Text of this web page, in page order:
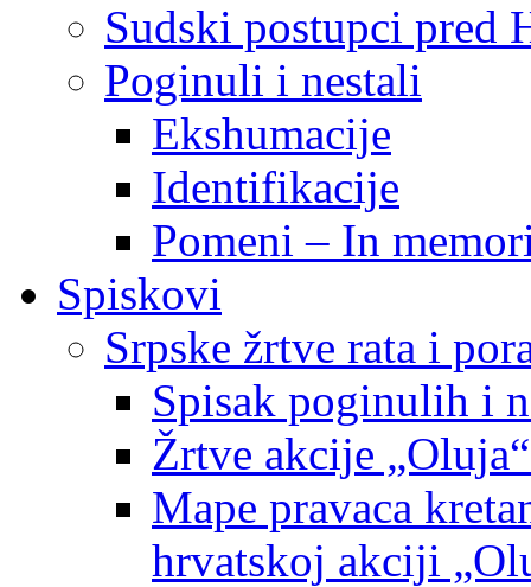
Sudski postupci pred
Poginuli i nestali
Ekshumacije
Identifikacije
Pomeni – In
Spiskovi
Srpske žrtve rata i
Spisak poginulih i
Žrtve akcije
Mape pravaca
hrvatskoj akciji